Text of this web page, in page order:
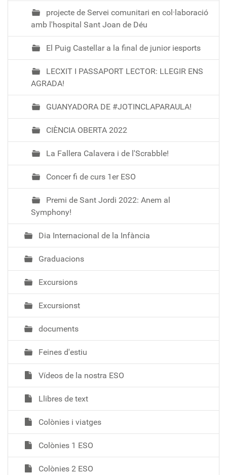
projecte de Servei comunitari en col·laboració
amb l'hospital Sant Joan de Déu
El Puig Castellar a la final de junior iesports
LECXIT I PASSAPORT LECTOR: LLEGIR ENS
AGRADA!
GUANYADORA DE #JOTINCLAPARAULA!
CIÈNCIA OBERTA 2022
La Fallera Calavera i de l'Scrabble!
Concer fi de curs 1er ESO
Premi de Sant Jordi 2022: Anem al
Symphony!
Dia Internacional de la Infància
Graduacions
Excursions
Excursionst
documents
Feines d'estiu
Vídeos de la nostra ESO
Llibres de text
Colònies i viatges
Colònies 1 ESO
Colònies 2 ESO